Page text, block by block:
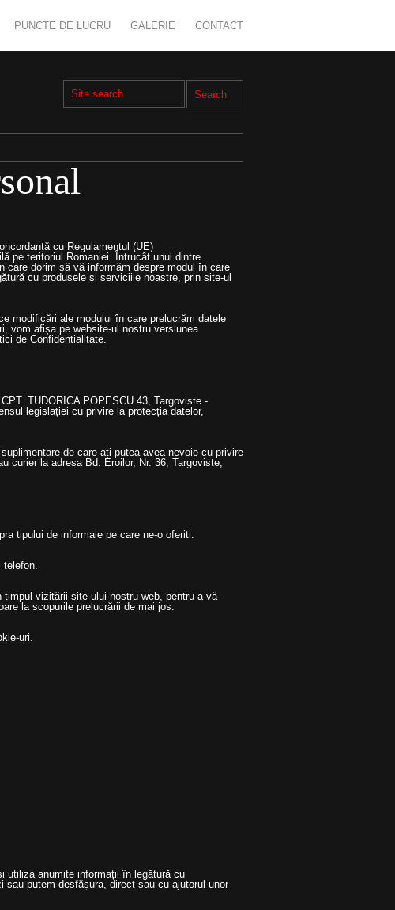
PUNCTE DE LUCRU GALERIE CONTACT
cu Regulamentul (UE)
pe teritoriul Romaniei. Întrucât unul dintre
care dorim să vă informăm despre modul în care
cu produsele și serviciile noastre, prin site-ul
modificări ale modului în care prelucrăm datele
vom afișa pe website-ul nostru versiunea
de Confidentialitate.
TUDORICA POPESCU 43, Targoviste -
legislației cu privire la protecția datelor,
de care ați putea avea nevoie cu privire
curier la adresa Bd. Eroilor, Nr. 36, Targoviste,
tipului de informaie pe care ne-o oferiti.
telefon.
vizitării site-ului nostru web, pentru a vă
la scopurile prelucrării de mai jos.
uri.
utiliza anumite informații în legătură cu
putem desfășura, direct sau cu ajutorul unor